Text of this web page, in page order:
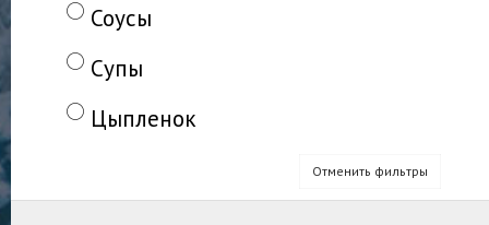
Соусы
Супы
Цыпленок
Отменить фильтры